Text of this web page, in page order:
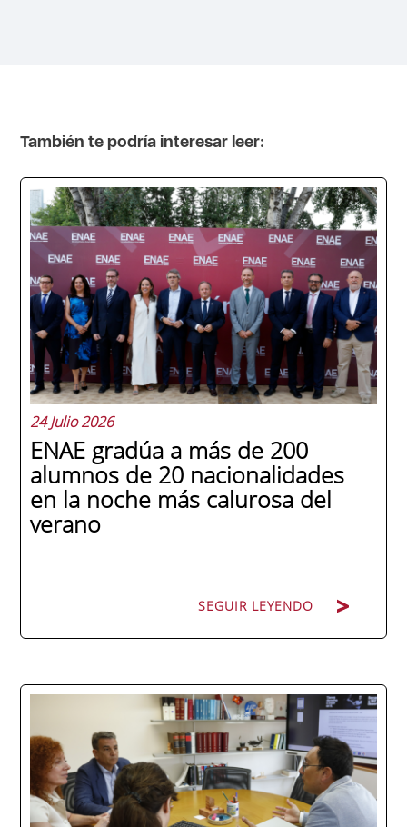
También te podría interesar leer:
24 Julio 2026
ENAE gradúa a más de 200
alumnos de 20 nacionalidades
en la noche más calurosa del
verano
SEGUIR LEYENDO
La promoción 2025/2026 de ENAE Business
School se convirtió en una de las más
internacionales de la historia de la escuela
en una ceremonia celebrada en Murcia
con 44 grados y más de 600 asistentes.
Ricardo Navarro, vicepresidente senior de